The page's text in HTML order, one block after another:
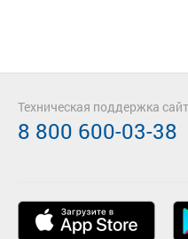
Техническая поддержка
8 800 600-03-38